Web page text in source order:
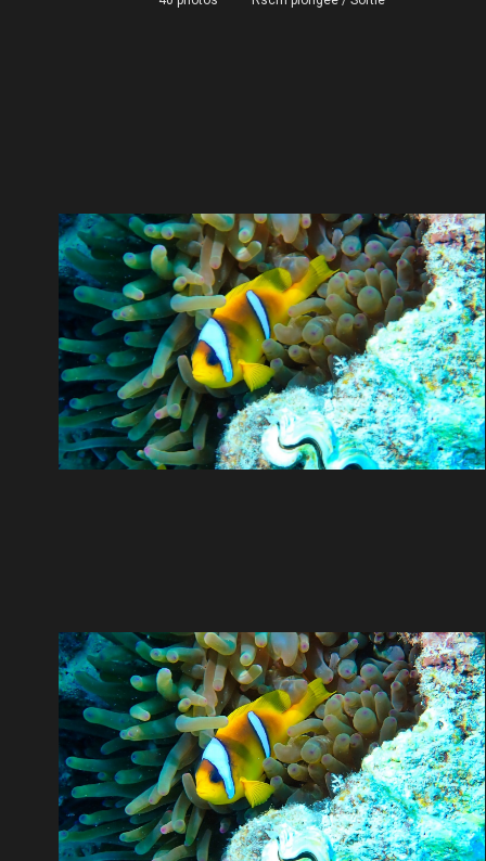
ÉGYPTE MAI 2026
40 photos — Rscm plongee Sortie
ÉGYPTE MAI 2026
40 photos — Rscm plongee Sortie